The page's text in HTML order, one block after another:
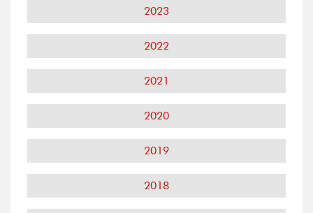
2023
2022
2021
2020
2019
2018